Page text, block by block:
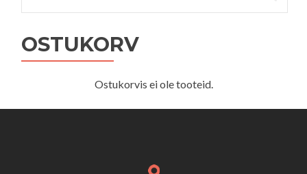
OSTUKORV
Ostukorvis ei ole tooteid.